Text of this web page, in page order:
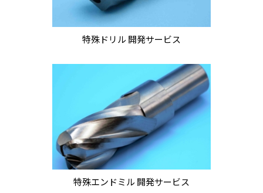
特殊ドリル 開発サービス
特殊エンドミル 開発サービス